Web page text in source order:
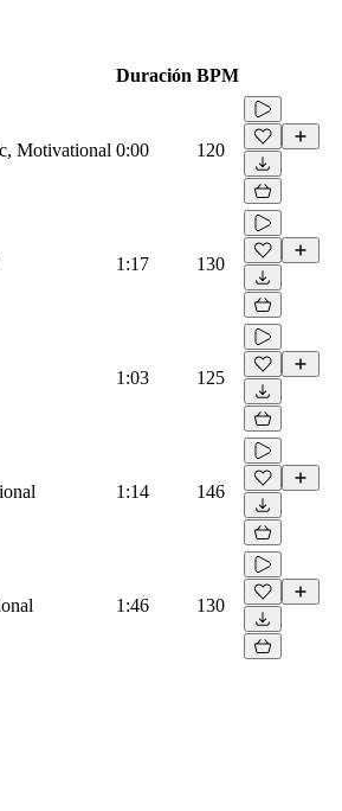
Duración BPM
Motivational 0:00 120
1:17 130
1:03 125
1:14 146
1:46 130